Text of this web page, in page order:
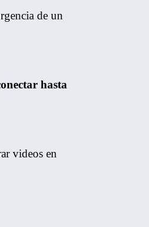
de un
hasta
videos en